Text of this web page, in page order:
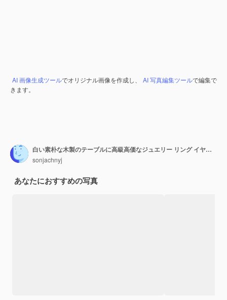
AI 画像生成ツールでオリジナル画像を作成し、 AI 写真編集ツールで編集で
きます。
白い素朴な木製のテーブルに高級高価なジュエリー リング イヤリングと香水フラット レイアウト ファッション ブロガー現代女性アクセサリーと豊富な必需品のセットのためのスペース
sonjachnyj
あなたにおすすめの写真